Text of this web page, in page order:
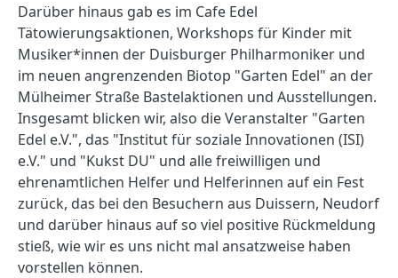
Darüber hinaus gab es im Cafe Edel
Tätowierungsaktionen, Workshops für Kinder mit
Musiker*innen der Duisburger Philharmoniker und
im neuen angrenzenden Biotop "Garten Edel" an der
Mülheimer Straße Bastelaktionen und Ausstellungen.
Insgesamt blicken wir, also die Veranstalter "Garten
Edel e.V.", das "Institut für soziale Innovationen (ISI)
e.V." und "Kukst DU" und alle freiwilligen und
ehrenamtlichen Helfer und Helferinnen auf ein Fest
zurück, das bei den Besuchern aus Duissern, Neudorf
und darüber hinaus auf so viel positive Rückmeldung
stieß, wie wir es uns nicht mal ansatzweise haben
vorstellen können.